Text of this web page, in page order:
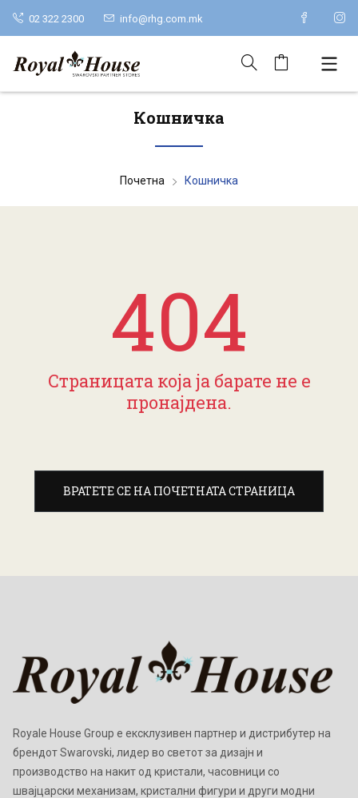
02 322 2300 info@rhg.com.mk
Кошничка
Почетна Кошничка
404
Страницата која ја барате не е
пронајдена.
ВРАТЕТЕ СЕ НА ПОЧЕТНАТА СТРАНИЦА
Royale House Group е ексклузивен партнер и дистрибутер на
брендот Swarovski, лидер во светот за дизајн и
производство на накит од кристали, часовници со
швајцарски механизам, кристални фигури и други модни